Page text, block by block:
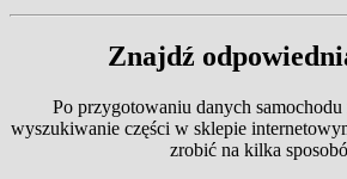
Znajdź
Po przygotowaniu danych samochodu
wyszukiwanie części w sklepie
zrobić na kilka